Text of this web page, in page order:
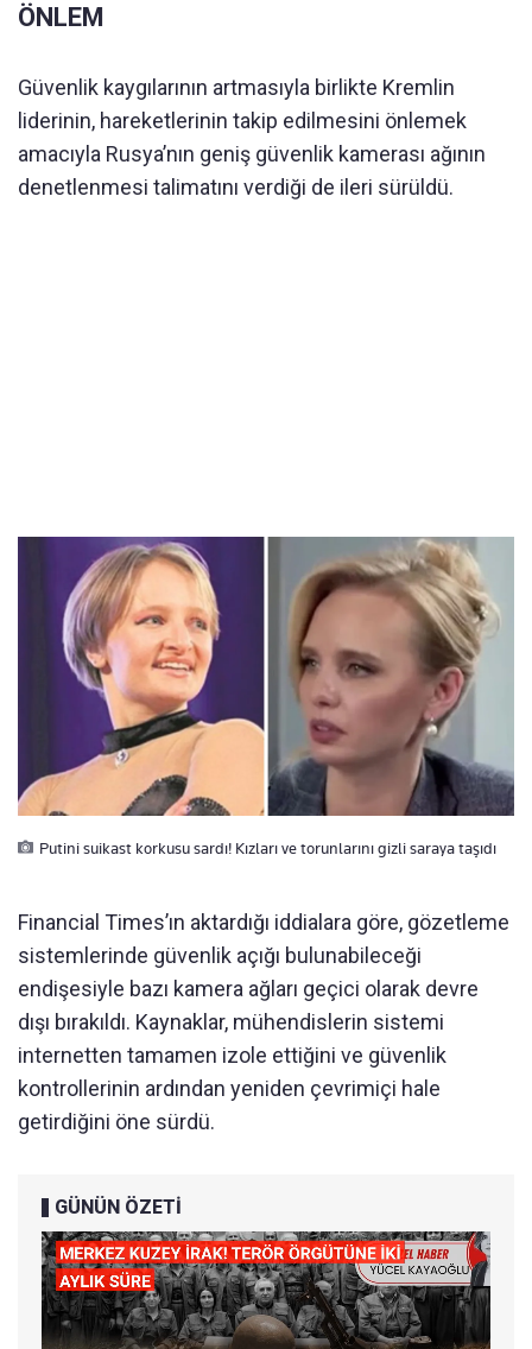
ÖNLEM
Güvenlik kaygılarının artmasıyla birlikte Kremlin
liderinin, hareketlerinin takip edilmesini önlemek
amacıyla Rusya’nın geniş güvenlik kamerası ağının
denetlenmesi talimatını verdiği de ileri sürüldü.
Putini suikast korkusu sardı! Kızları ve torunlarını gizli saraya taşıdı
Financial Times’ın aktardığı iddialara göre, gözetleme
sistemlerinde güvenlik açığı bulunabileceği
endişesiyle bazı kamera ağları geçici olarak devre
dışı bırakıldı. Kaynaklar, mühendislerin sistemi
internetten tamamen izole ettiğini ve güvenlik
kontrollerinin ardından yeniden çevrimiçi hale
getirdiğini öne sürdü.
GÜNÜN ÖZETİ